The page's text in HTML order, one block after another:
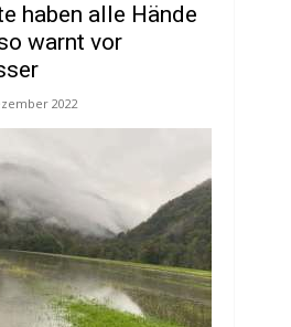
haben alle Hände
warnt vor
2022